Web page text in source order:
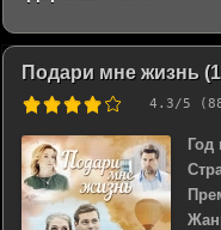
Подари мне жизнь
4.3/5 (
Год